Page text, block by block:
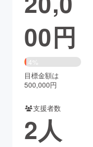
書籍・雑誌
チャレンジ
Creation
コミュニティ
00円
4%
目標金額は
500,000円
支援者数
2人